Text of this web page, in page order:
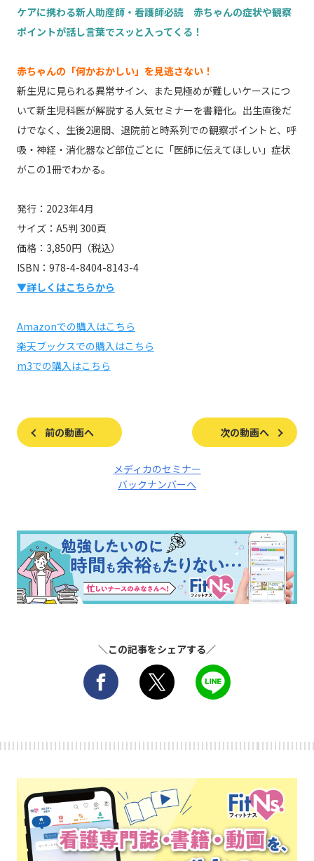
ケアに携わる新人助産師・看護師必読 赤ちゃんの症状や観察
ポイントが話し言葉でスッと入ってくる！
赤ちゃんの「何かおかしい」を見逃さない！
新生児に見られる異常サイン、また見極めが難しいケースにつ
いて新生児科医が解説する人気セミナーを書籍化。出生直後だ
けでなく、生後2週間、退院前と時系列での観察ポイントと、呼
吸・神経・消化器など部位ごとに「医師に伝えてほしい」症状
がこの1冊でわかる。
発行：2023年4月
サイズ：A5判 300頁
価格：3,850円（税込）
ISBN：978-4-8404-8143-4
▼詳しくはこちらから
Amazonでの購入はこちら
楽天ブックスでの購入はこちら
m3での購入はこちら
前の動画へ 次の動画へ
メディカのセミナー
バックナンバーへ
＼この記事をシェアする／